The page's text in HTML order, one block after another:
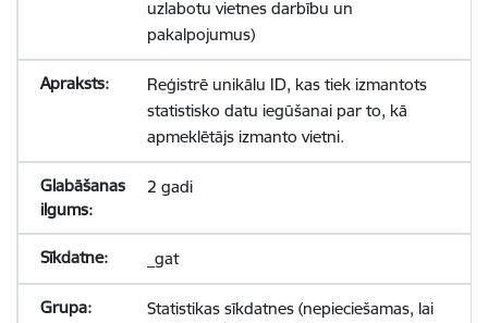
uzlabotu vietnes darbību un
pakalpojumus)
Reģistrē unikālu ID, kas tiek izmantots
statistisko datu iegūšanai par to, kā
apmeklētājs izmanto vietni.
2 gadi
_gat
Statistikas sīkdatnes (nepieciešamas, lai